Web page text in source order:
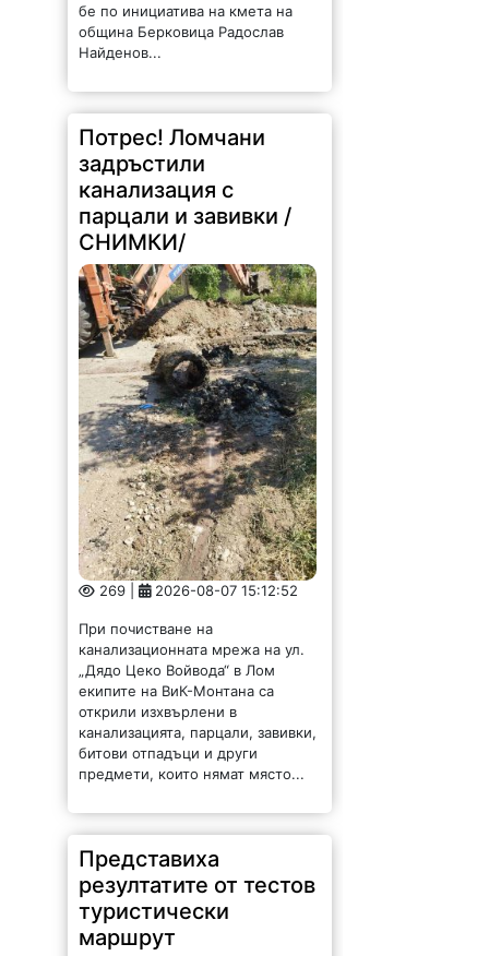
бе по инициатива на кмета на
община Берковица Радослав
Найденов...
Потрес! Ломчани
задръстили
канализация с
парцали и завивки /
СНИМКИ/
269 | 2026-08-07 15:12:52
При почистване на
канализационната мрежа на ул.
„Дядо Цеко Войвода“ в Лом
екипите на ВиК-Монтана са
открили изхвърлени в
канализацията, парцали, завивки,
битови отпадъци и други
предмети, които нямат място...
Представиха
резултатите от тестов
туристически
маршрут